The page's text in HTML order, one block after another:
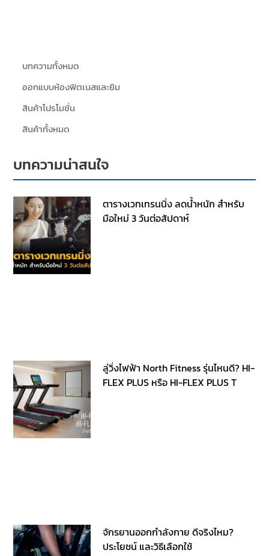
บทความทั้งหมด
ออกแบบห้องฟิตเนสและยิม
สินค้าโปรโมชั่น
สินค้าทั้งหมด
บทความน่าสนใจ
ตารางเวทเทรนนิ่ง ลดน้ำหนัก สำหรับ
มือใหม่ 3 วันต่อสัปดาห์
ลู่วิ่งไฟฟ้า North Fitness รุ่นไหนดี? HI-
FLEX PLUS หรือ HI-FLEX PLUS T
จักรยานออกกำลังกาย ดีจริงไหม?
ประโยชน์ และวิธีเลือกใช้